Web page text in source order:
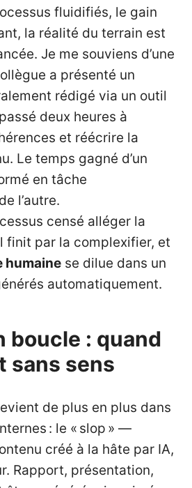
fluidifiés, le gain
la réalité du terrain est
Je me souviens d’une
a présenté un
rédigé via un outil
deux heures à
et réécrire la
Le temps gagné d’un
en tâche
l’autre.
censé alléger la
finit par la complexifier, et
humaine se dilue dans un
automatiquement.
boucle : quand
sans sens
de plus en plus dans
: le « slop » —
créé à la hâte par IA,
Rapport, présentation,